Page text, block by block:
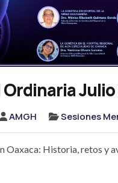
AMGH Sesiones
Oaxaca: Historia, retos y